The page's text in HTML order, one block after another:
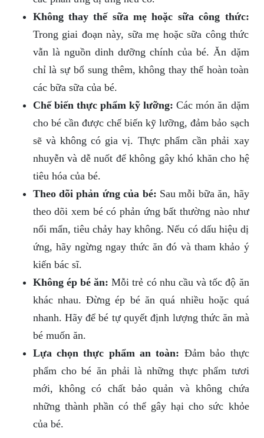
Không thay thế sữa mẹ hoặc sữa công thức:
Trong giai đoạn này, sữa mẹ hoặc sữa công thức
vẫn là nguồn dinh dưỡng chính của bé. Ăn dặm
chỉ là sự bổ sung thêm, không thay thế hoàn toàn
các bữa sữa của bé.
Chế biến thực phẩm kỹ lưỡng: Các món ăn dặm
cho bé cần được chế biến kỹ lưỡng, đảm bảo sạch
sẽ và không có gia vị. Thực phẩm cần phải xay
nhuyễn và dễ nuốt để không gây khó khăn cho hệ
tiêu hóa của bé.
Theo dõi phản ứng của bé: Sau mỗi bữa ăn, hãy
theo dõi xem bé có phản ứng bất thường nào như
nổi mẩn, tiêu chảy hay không. Nếu có dấu hiệu dị
ứng, hãy ngừng ngay thức ăn đó và tham khảo ý
kiến bác sĩ.
Không ép bé ăn: Mỗi trẻ có nhu cầu và tốc độ ăn
khác nhau. Đừng ép bé ăn quá nhiều hoặc quá
nhanh. Hãy để bé tự quyết định lượng thức ăn mà
bé muốn ăn.
Lựa chọn thực phẩm an toàn: Đảm bảo thực
phẩm cho bé ăn phải là những thực phẩm tươi
mới, không có chất bảo quản và không chứa
những thành phần có thể gây hại cho sức khỏe
của bé.